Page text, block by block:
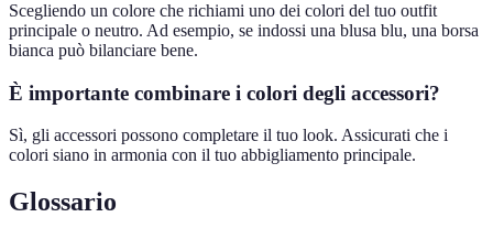
Scegliendo un colore che richiami uno dei colori del tuo outfit
principale o neutro. Ad esempio, se indossi una blusa blu, una borsa
bianca può bilanciare bene.
È importante combinare i colori degli accessori?
Sì, gli accessori possono completare il tuo look. Assicurati che i
colori siano in armonia con il tuo abbigliamento principale.
Glossario